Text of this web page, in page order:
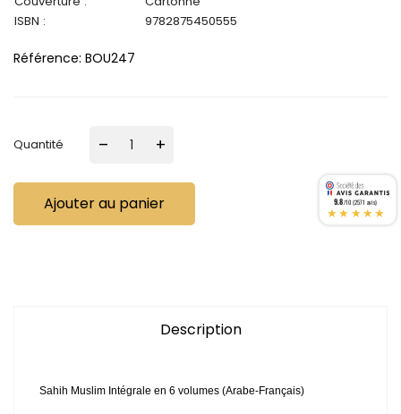
ISBN :
9782875450555
Référence: BOU247
Quantité – +
Ajouter au panier
Description
Sahih Muslim Intégrale en 6 volumes (Arabe-Français)
9.8/10 (2571 avis)
★★★★★